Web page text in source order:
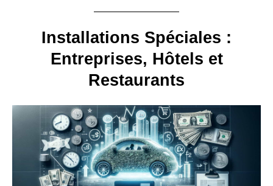
Installations Spéciales :
Entreprises, Hôtels et
Restaurants